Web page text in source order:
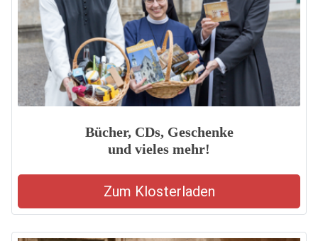
Bücher, CDs, Geschenke
und vieles mehr!
Zum Klosterladen